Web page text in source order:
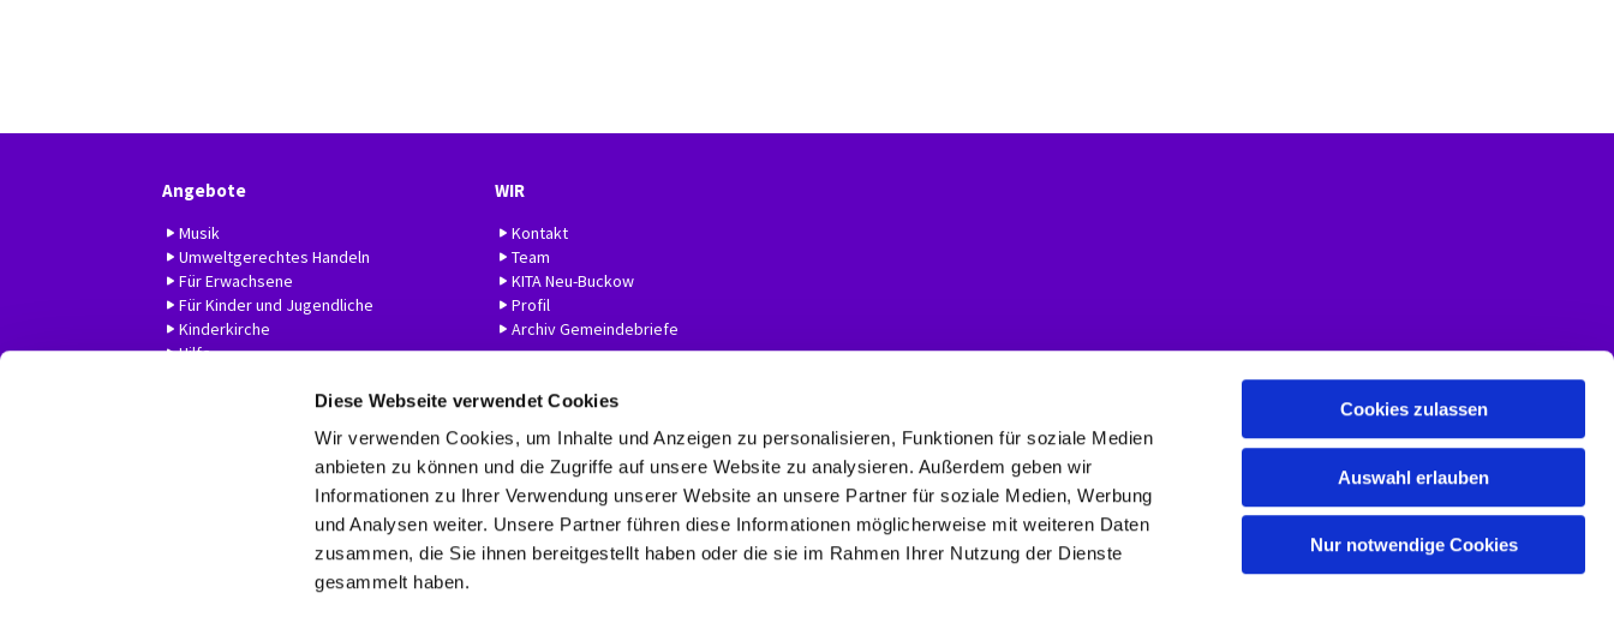
Diese Webseite verwendet Cookies
Wir verwenden Cookies, um Inhalte und Anzeigen zu personalisieren, Funktionen für soziale Medien
anbieten zu können und die Zugriffe auf unsere Website zu analysieren. Außerdem geben wir
Informationen zu Ihrer Verwendung unserer Website an unsere Partner für soziale Medien, Werbung
und Analysen weiter. Unsere Partner führen diese Informationen möglicherweise mit weiteren Daten
zusammen, die Sie ihnen bereitgestellt haben oder die sie im Rahmen Ihrer Nutzung der Dienste
gesammelt haben.
Cookies zulassen
Auswahl erlauben
Nur notwendige Cookies
Angebote
Musik
Umweltgerechtes Handeln
Für Erwachsene
Für Kinder und Jugendliche
Kinderkirche
Hilfe
WIR
Kontakt
Team
KITA Neu-Buckow
Profil
Archiv Gemeindebriefe
Kontaktinformationen Impressum Erklärung zur Barrierefreiheit